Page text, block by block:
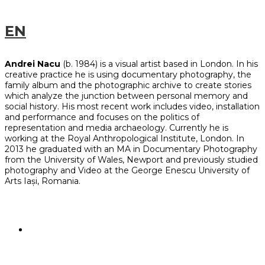
EN
Andrei Nacu (b. 1984) is a visual artist based in London. In his
creative practice he is using documentary photography, the
family album and the photographic archive to create stories
which analyze the junction between personal memory and
social history. His most recent work includes video, installation
and performance and focuses on the politics of
representation and media archaeology. Currently he is
working at the Royal Anthropological Institute, London. In
2013 he graduated with an MA in Documentary Photography
from the University of Wales, Newport and previously studied
photography and Video at the George Enescu University of
Arts Iași, Romania.